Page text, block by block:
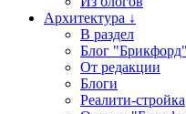
Архитектура ↓
В раздел
Блог "Брикфорд"
От редакции
Блоги
Реалити-стройка